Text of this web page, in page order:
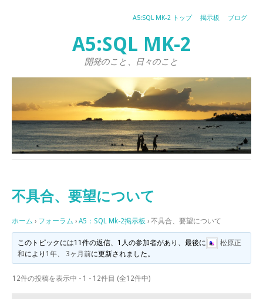
A5:SQL MK-2 トップ 掲示板 ブログ
A5:SQL MK-2
開発のこと、日々のこと
不具合、要望について
ホーム › フォーラム › A5：SQL Mk-2掲示板 › 不具合、要望について
このトピックには11件の返信、1人の参加者があり、最後に
松原正
和により 1年、 3ヶ月前に更新されました。
12件の投稿を表示中 - 1 - 12件目 (全12件中)